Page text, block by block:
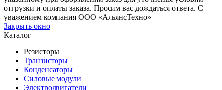
отгрузки и оплаты заказа. Просим вас дождаться ответа. С
уважением компания ООО «АльянсТехно»
Закрыть окно
Каталог
Резисторы
Транзисторы
Конденсаторы
Силовые модули
Электродвигатели